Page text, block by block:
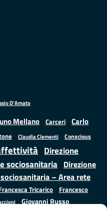
D'Amato
Mellano Carceri
Carlo
Claudia Clementi Conscious
Direzione
sociosanitaria Direzione
– Area rete
Tricarico
Francesco
Giovanni Russo